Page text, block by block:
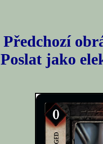
Předchozí
Poslat jako